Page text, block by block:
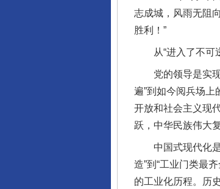
志成城，风雨无阻
胜利！”
从“进入了不可逆
党的领导是实现
遍”到如今阅兵场
开放和社会主义现
跃，中华民族伟大
中国式现代化是
造”到“工业门类最
的工业化历程。历